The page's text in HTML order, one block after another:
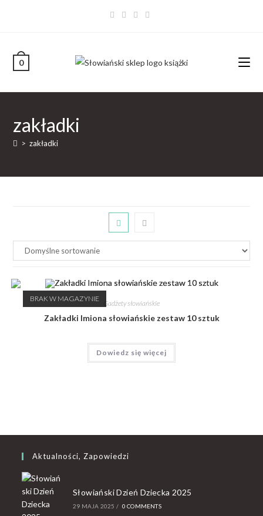
0
zakładki
> zakładki
BRAK W MAGAZYNIE
Gadżety słowiańskie
Zakładki Imiona słowiańskie zestaw 10 sztuk
Dowiedz się więcej
Aktualności, Zapowiedzi
Słowiański Dzień Dziecka 2025
29 MAJA 2025 / 0 COMMENTS